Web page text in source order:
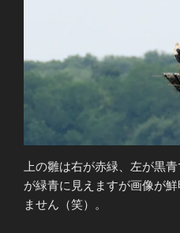
上の雛は右が赤緑、左が黒
が緑青に見えますが画像が
ません（笑）。